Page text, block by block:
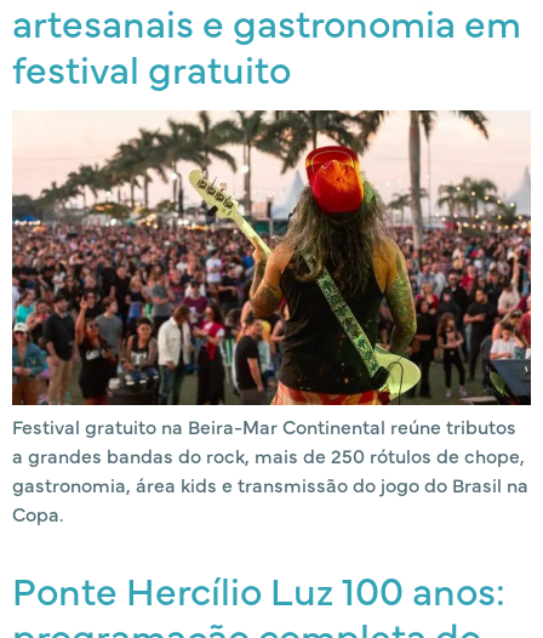
artesanais e gastronomia em
festival gratuito
Festival gratuito na Beira-Mar Continental reúne tributos
a grandes bandas do rock, mais de 250 rótulos de chope,
gastronomia, área kids e transmissão do jogo do Brasil na
Copa.
Ponte Hercílio Luz 100 anos: